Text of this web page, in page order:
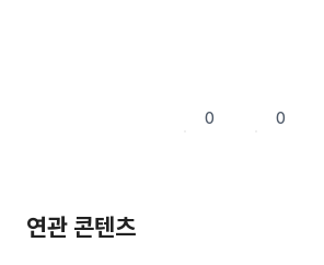
0 0
연관 콘텐츠